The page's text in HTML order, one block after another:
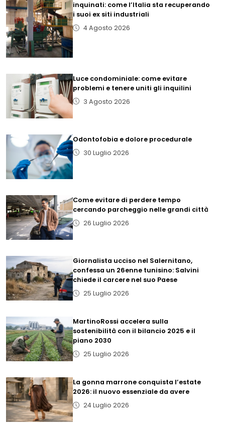
inquinati: come l’Italia sta recuperando
i suoi ex siti industriali
4 Agosto 2026
Luce condominiale: come evitare
problemi e tenere uniti gli inquilini
3 Agosto 2026
Odontofobia e dolore procedurale
30 Luglio 2026
Come evitare di perdere tempo
cercando parcheggio nelle grandi città
26 Luglio 2026
Giornalista ucciso nel Salernitano,
confessa un 26enne tunisino: Salvini
chiede il carcere nel suo Paese
25 Luglio 2026
MartinoRossi accelera sulla
sostenibilità con il bilancio 2025 e il
piano 2030
25 Luglio 2026
La gonna marrone conquista l’estate
2026: il nuovo essenziale da avere
24 Luglio 2026